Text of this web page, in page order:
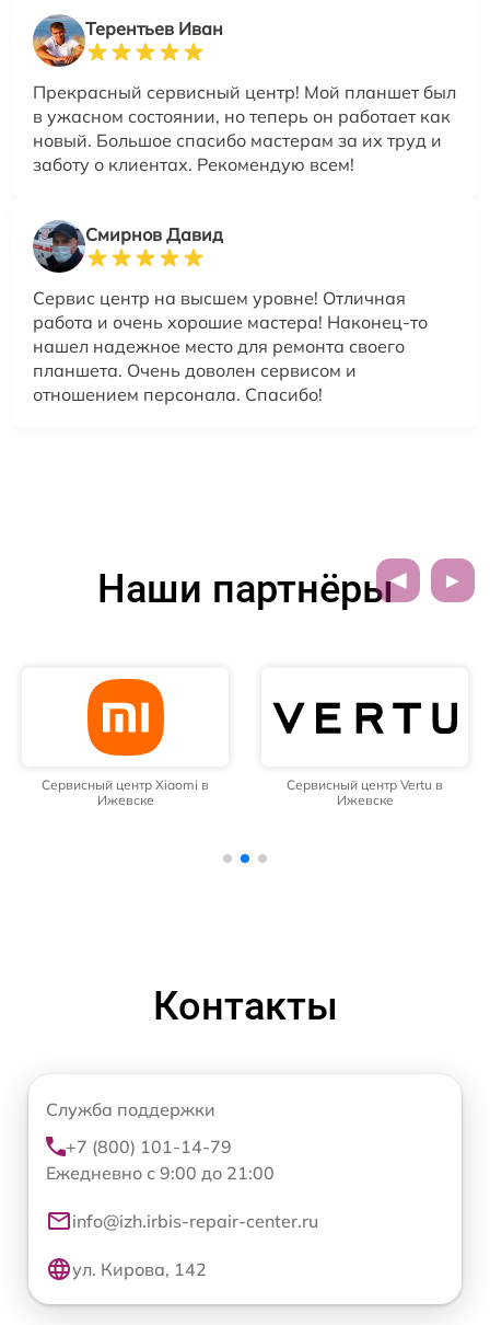
Терентьев Иван
Прекрасный сервисный центр! Мой планшет был
в ужасном состоянии, но теперь он работает как
новый. Большое спасибо мастерам за их труд и
заботу о клиентах. Рекомендую всем!
Смирнов Давид
Сервис центр на высшем уровне! Отличная
работа и очень хорошие мастера! Наконец-то
нашел надежное место для ремонта своего
планшета. Очень доволен сервисом и
отношением персонала. Спасибо!
Наши партнёры
Сервисный центр Xiaomi в
Ижевске
Сервисный центр Vertu в
Ижевске
Контакты
Служба поддержки
+7 (800) 101-14-79
Ежедневно с 9:00 до 21:00
info@izh.irbis-repair-center.ru
ул. Кирова, 142